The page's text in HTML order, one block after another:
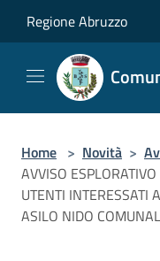
Regione Abruzzo
Home > Novità >
AVVISO
UTENTI INTERESSATI
ASILO NIDO